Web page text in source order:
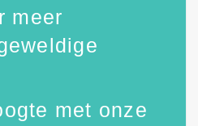
meer
met onze